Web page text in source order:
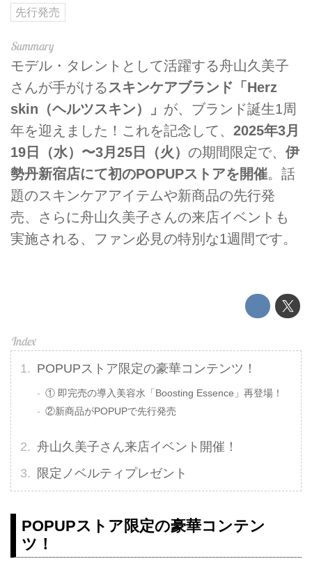
先行発売
モデル・タレントとして活躍する舟山久美子
さんが手がけるスキンケアブランド「Herz
skin（ヘルツスキン）」 が、ブランド誕生1周
年を迎えました！これを記念して、 2025年3月
19日（水）〜3月25日（火） の期間限定で、 伊
勢丹新宿店にて初のPOPUPストアを開催。話
題のスキンケアアイテムや新商品の先行発
売、さらに舟山久美子さんの来店イベントも
実施される、ファン必見の特別な1週間です。
POPUPストア限定の豪華コンテンツ！
① 即完売の導入美容水「Boosting Essence」再登場！
②新商品がPOPUPで先行発売
舟山久美子さん来店イベント開催！
限定ノベルティプレゼント
POPUPストア限定の豪華コンテン
ツ！